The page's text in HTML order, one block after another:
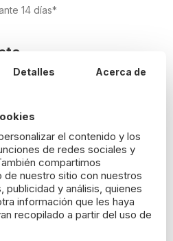
14 días*
Revolumizador
Supreme
los contornos de tu rostro con
Este sérum bifásico
en cuidado facial, con Matrisome
y Vitamina C, para mejorar la
y suavizar las arrugas.
con colágeno vegetal y
Detalles Acerca de
el contenido y los
de redes sociales y
compartimos
nuestro sitio con nuestros
y análisis, quienes
información que les haya
recopilado a partir del uso de